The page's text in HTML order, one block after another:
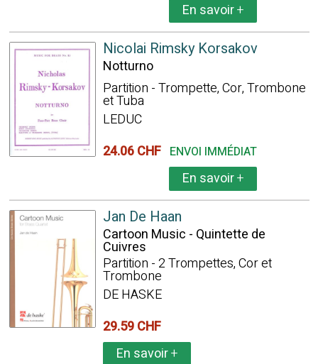
En savoir+
Nicolai Rimsky Korsakov
Notturno
Partition - Trompette, Cor, Trombone
et Tuba
LEDUC
24.06 CHF ENVOI IMMÉDIAT
En savoir+
Jan De Haan
Cartoon Music - Quintette de
Cuivres
Partition - 2 Trompettes, Cor et
Trombone
DE HASKE
29.59 CHF
En savoir+